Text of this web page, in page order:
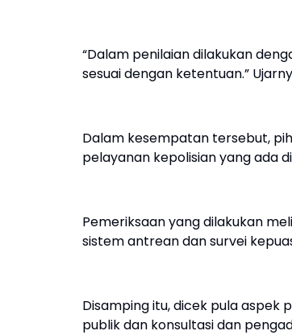
“Dalam penilaian dilakukan
sesuai dengan ketentuan.”
Dalam kesempatan tersebut,
pelayanan kepolisian yang ada
Pemeriksaan yang dilakukan
sistem antrean dan survei
Disamping itu, dicek pula aspek
publik dan konsultasi dan